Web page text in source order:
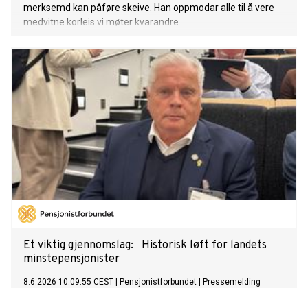
merksemd kan påføre skeive. Han oppmodar alle til å vere
medvitne korleis vi møter kvarandre.
Et viktig gjennomslag: Historisk løft for landets
minstepensjonister
8.6.2026 10:09:55 CEST Pensjonistforbundet Pressemelding